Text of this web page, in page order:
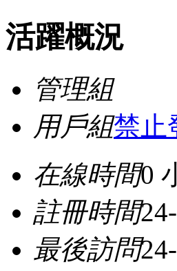
活躍概況
管理組
用戶組禁止
在線時間0
註冊時間
最後訪問